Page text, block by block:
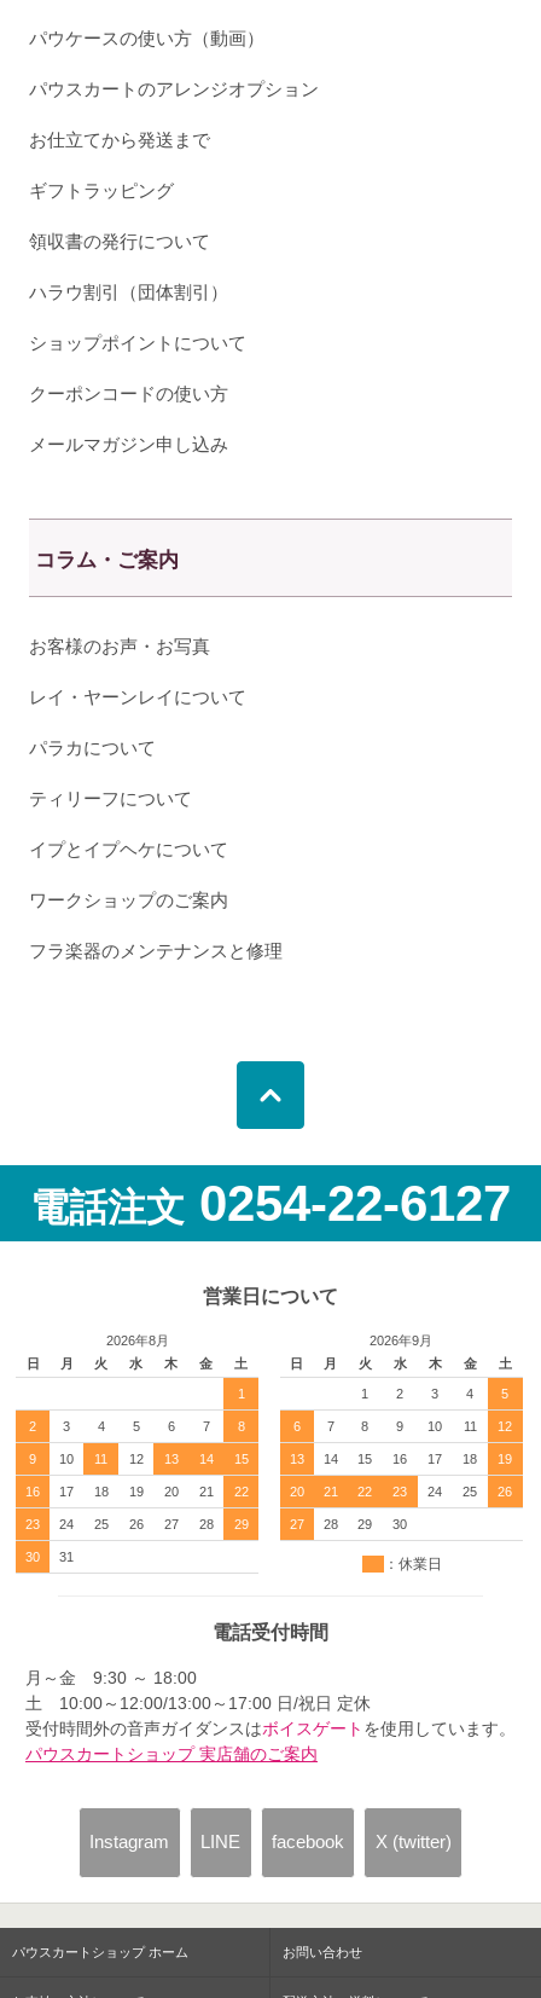
パウケースの使い方（動画）
パウスカートのアレンジオプション
お仕立てから発送まで
ギフトラッピング
領収書の発行について
ハラウ割引（団体割引）
ショップポイントについて
クーポンコードの使い方
メールマガジン申し込み
コラム・ご案内
お客様のお声・お写真
レイ・ヤーンレイについて
パラカについて
ティリーフについて
イプとイプヘケについて
ワークショップのご案内
フラ楽器のメンテナンスと修理
電話注文 0254-22-6127
営業日について
2026年8月
日
月 火 水 木 金 土
1
2 3 4 5 6 7 8
9 10 11 12 13 14 15
16 17 18 19 20 21 22
23 24 25 26 27 28 29
30 31
2026年9月
日
月 火 水 木 金 土
1 2 3 4 5
6 7 8 9 10 11 12
13 14 15 16 17 18 19
20 21 22 23 24 25 26
27 28 29 30
：休業日
電話受付時間
月～金 9:30 ～ 18:00
土 10:00～12:00/13:00～17:00 日/祝日 定休
受付時間外の音声ガイダンスはボイスゲート を使用しています。
パウスカートショップ 実店舗のご案内
Instagram LINE facebook X (twitter)
パウスカートショップ ホーム お問い合わせ